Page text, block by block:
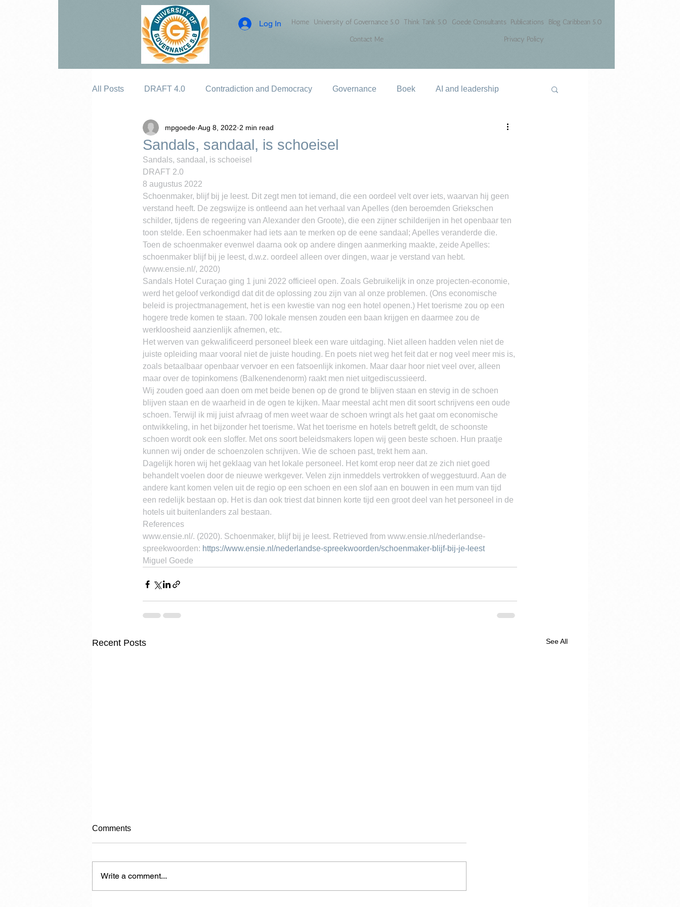
Log In Home University of Governance 5.0 Think Tank 5.0 Goede Consultants Publications
Blog Caribbean 5.0
Contact Me
Privacy Policy
All Posts DRAFT 4.0 Contradiction and Democracy Governance Boek AI and leadership
Sandals, sandaal, is schoeisel
mpgoede Aug 8, 2022 2 min read
Sandals, sandaal, is schoeisel
DRAFT 2.0
8 augustus 2022
Schoenmaker, blijf bij je leest. Dit zegt men tot iemand, die een oordeel velt over iets, waarvan hij geen
verstand heeft. De zegswijze is ontleend aan het verhaal van Apelles (den beroemden Griekschen
schilder, tijdens de regeering van Alexander den Groote), die een zijner schilderijen in het openbaar ten
toon stelde. Een schoenmaker had iets aan te merken op de eene sandaal; Apelles veranderde die.
Toen de schoenmaker evenwel daarna ook op andere dingen aanmerking maakte, zeide Apelles:
schoenmaker blijf bij je leest, d.w.z. oordeel alleen over dingen, waar je verstand van hebt.
(www.ensie.nl/, 2020)
Sandals Hotel Curaçao ging 1 juni 2022 officieel open. Zoals Gebruikelijk in onze projecten-economie,
werd het geloof verkondigd dat dit de oplossing zou zijn van al onze problemen. (Ons economische
beleid is projectmanagement, het is een kwestie van nog een hotel openen.) Het toerisme zou op een
hogere trede komen te staan. 700 lokale mensen zouden een baan krijgen en daarmee zou de
werkloosheid aanzienlijk afnemen, etc.
Het werven van gekwalificeerd personeel bleek een ware uitdaging. Niet alleen hadden velen niet de
juiste opleiding maar vooral niet de juiste houding. En poets niet weg het feit dat er nog veel meer mis is,
zoals betaalbaar openbaar vervoer en een fatsoenlijk inkomen. Maar daar hoor niet veel over, alleen
maar over de topinkomens (Balkenendenorm) raakt men niet uitgediscussieerd.
Wij zouden goed aan doen om met beide benen op de grond te blijven staan en stevig in de schoen
blijven staan en de waarheid in de ogen te kijken. Maar meestal acht men dit soort schrijvens een oude
schoen. Terwijl ik mij juist afvraag of men weet waar de schoen wringt als het gaat om economische
ontwikkeling, in het bijzonder het toerisme. Wat het toerisme en hotels betreft geldt, de schoonste
schoen wordt ook een sloffer. Met ons soort beleidsmakers lopen wij geen beste schoen. Hun praatje
kunnen wij onder de schoenzolen schrijven. Wie de schoen past, trekt hem aan.
Dagelijk horen wij het geklaag van het lokale personeel. Het komt erop neer dat ze zich niet goed
behandelt voelen door de nieuwe werkgever. Velen zijn inmeddels vertrokken of weggestuurd. Aan de
andere kant komen velen uit de regio op een schoen en een slof aan en bouwen in een mum van tijd
een redelijk bestaan op. Het is dan ook triest dat binnen korte tijd een groot deel van het personeel in de
hotels uit buitenlanders zal bestaan.
References
www.ensie.nl/. (2020). Schoenmaker, blijf bij je leest. Retrieved from www.ensie.nl/nederlandse-
spreekwoorden: https://www.ensie.nl/nederlandse-spreekwoorden/schoenmaker-blijf-bij-je-leest
Miguel Goede
Recent Posts See All
Curaçao in Our Hearts
Comments
Write a comment...